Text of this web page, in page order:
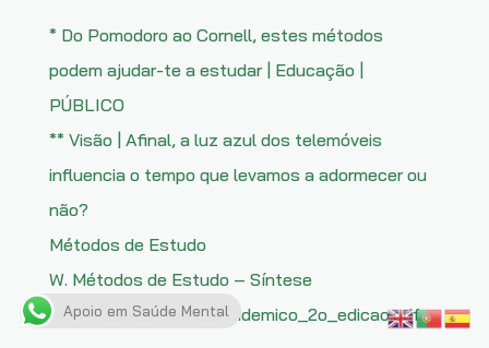
* Do Pomodoro ao Cornell, estes métodos
podem ajudar-te a estudar | Educação |
PÚBLICO
** Visão | Afinal, a luz azul dos telemóveis
influencia o tempo que levamos a adormecer ou
não?
Métodos de Estudo
W. Métodos de Estudo – Síntese
Manual_de_Stress_Academico_2o_edicao.pdf
Apoio em Saúde Mental